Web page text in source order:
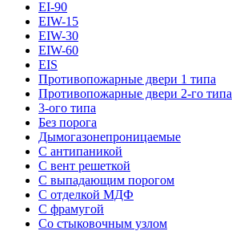
EI-90
EIW-15
EIW-30
EIW-60
EIS
Противопожарные двери 1 типа
Противопожарные двери 2-го типа
3-ого типа
Без порога
Дымогазонепроницаемые
С антипаникой
С вент решеткой
С выпадающим порогом
С отделкой МДФ
С фрамугой
Со стыковочным узлом